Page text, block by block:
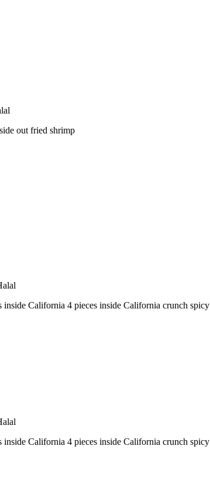
out fried shrimp
inside California 4 pieces inside California crunch spicy
inside California 4 pieces inside California crunch spicy